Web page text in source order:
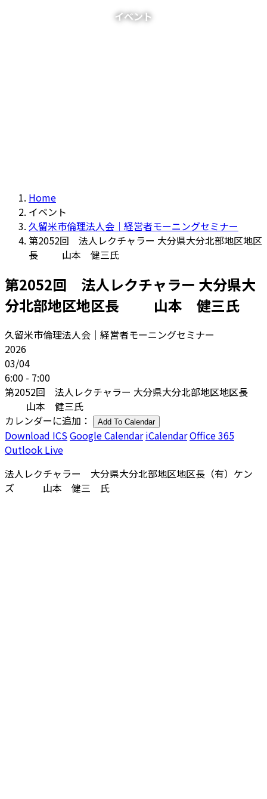
イベント
Home
イベント
久留米市倫理法人会｜経営者モーニングセミナー
第2052回 法人レクチャラー 大分県大分北部地区地区
長 山本 健三氏
第2052回 法人レクチャラー 大分県大
分北部地区地区長 山本 健三氏
久留米市倫理法人会｜経営者モーニングセミナー
2026
03/04
6:00 - 7:00
第2052回 法人レクチャラー 大分県大分北部地区地区長
山本 健三氏
カレンダーに追加：
Add To Calendar
Download ICSGoogle Calendar iCalendarOffice 365
Outlook Live
法人レクチャラー 大分県大分北部地区地区長（有）ケン
ズ 山本 健三 氏